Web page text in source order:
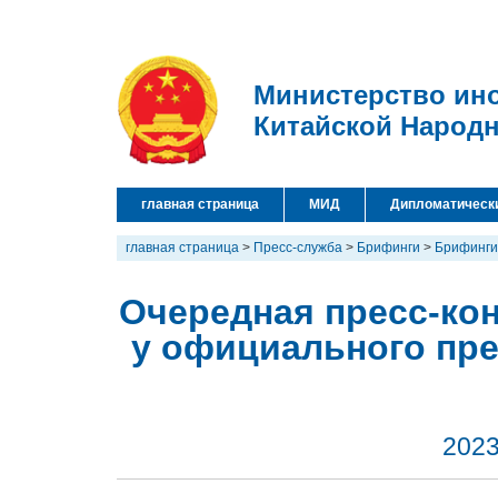
Министерство
Китайской
главная страница МИД
главная страница > Пресс-служба > Брифинги > Брифинги
Очередная пресс-
у официального